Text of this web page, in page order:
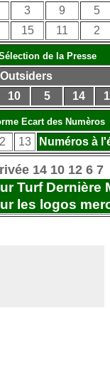
3 9
5
15 11 2
de la Presse
Outsiders
10 5 14
Ecart des Numèros
2 13 Numéros à
14 10 12 6 7
Turf Dernière
les logos